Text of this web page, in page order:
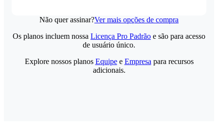
Não quer assinar?Ver mais opções de compra
Os planos incluem nossa Licença Pro Padrão e são para acesso
de usuário único.
Explore nossos planos Equipee Empresa para recursos
adicionais.